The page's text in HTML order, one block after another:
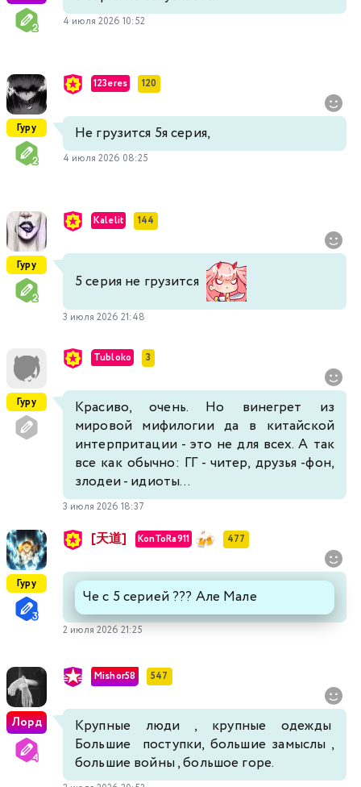
4 июля 2026 10:52
Гуру
123eres 120
Не грузится 5я серия,
4 июля 2026 08:25
Гуру
Kalelit 144
5 серия не грузится
3 июля 2026 21:48
Гуру
Tubloko 3
Красиво, очень. Но винегрет из
мировой мифилогии да в китайской
интерпритации - это не для всех. А так
все как обычно: ГГ - читер, друзья -фон,
злодеи - идиоты...
3 июля 2026 18:37
Гуру
[天道] KonToRa911 477
Че с 5 серией ??? Але Мале
2 июля 2026 21:25
Лорд
Mishor58 547
Крупные люди , крупные одежды
Большие поступки, большие замыслы ,
большие войны , большое горе.